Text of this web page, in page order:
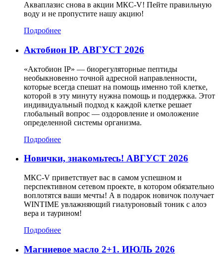
Акваплазис снова в акции МКС-V! Пейте правильную
воду и не пропустите нашу акцию!
Подробнее
Актобион IP. АВГУСТ 2026
«Актобион IP» — биорегуляторные пептиды
необыкновенно точной адресной направленности,
которые всегда спешат на помощь именно той клетке,
которой в эту минуту нужна помощь и поддержка. Этот
индивидуальный подход к каждой клетке решает
глобальный вопрос — оздоровление и омоложение
определенной системы организма.
Подробнее
Новички, знакомьтесь! АВГУСТ 2026
МКС-V приветствует вас в самом успешном и
перспективном сетевом проекте, в котором обязательно
воплотятся ваши мечты! А в подарок новичок получает
WINTIME увлажняющий гиалуроновый тоник с алоэ
вера и таурином!
Подробнее
Магниевое масло 2+1. ИЮЛЬ 2026